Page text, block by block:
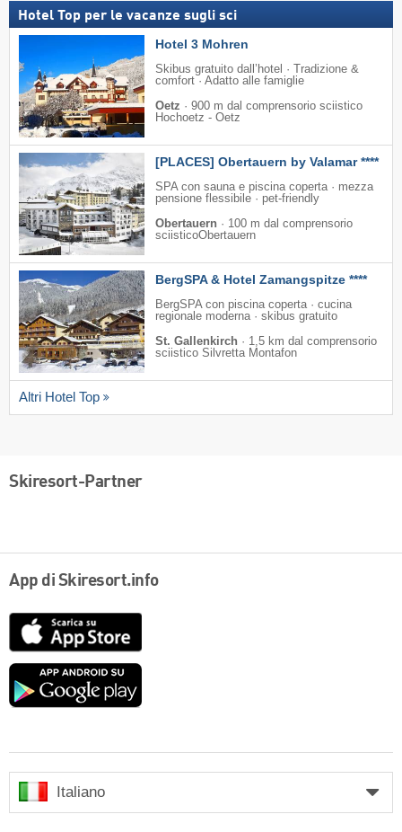
Hotel Top per le vacanze sugli sci
Hotel 3 Mohren
Skibus gratuito dall’hotel · Tradizione &
comfort · Adatto alle famiglie
Oetz · 900 m dal comprensorio sciistico
Hochoetz - Oetz
[PLACES] Obertauern by Valamar ****
SPA con sauna e piscina coperta · mezza
pensione flessibile · pet-friendly
Obertauern · 100 m dal comprensorio
sciisticoObertauern
BergSPA & Hotel Zamangspitze ****
BergSPA con piscina coperta · cucina
regionale moderna · skibus gratuito
St. Gallenkirch · 1,5 km dal comprensorio
sciistico Silvretta Montafon
Altri Hotel Top
Skiresort-Partner
App di Skiresort.info
Google
Italiano